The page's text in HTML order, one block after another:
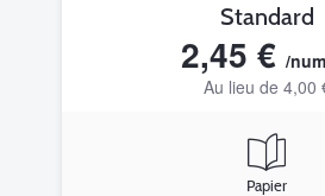
Standard
2,45 € /
Au lieu de 4,00
Papier